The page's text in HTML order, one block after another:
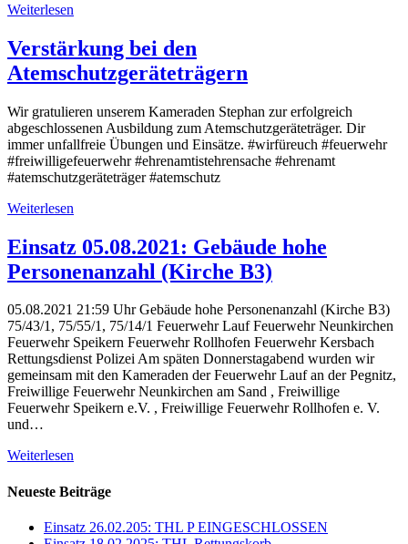
Weiterlesen
Verstärkung bei den
Atemschutzgeräteträgern
Wir gratulieren unserem Kameraden Stephan zur erfolgreich
abgeschlossenen Ausbildung zum Atemschutzgeräteträger. Dir
immer unfallfreie Übungen und Einsätze. #wirfüreuch #feuerwehr
#freiwilligefeuerwehr #ehrenamtistehrensache #ehrenamt
#atemschutzgeräteträger #atemschutz
Weiterlesen
Einsatz 05.08.2021: Gebäude hohe
Personenanzahl (Kirche B3)
05.08.2021 21:59 Uhr Gebäude hohe Personenanzahl (Kirche B3)
75/43/1, 75/55/1, 75/14/1 Feuerwehr Lauf Feuerwehr Neunkirchen
Feuerwehr Speikern Feuerwehr Rollhofen Feuerwehr Kersbach
Rettungsdienst Polizei Am späten Donnerstagabend wurden wir
gemeinsam mit den Kameraden der Feuerwehr Lauf an der Pegnitz,
Freiwillige Feuerwehr Neunkirchen am Sand , Freiwillige
Feuerwehr Speikern e.V. , Freiwillige Feuerwehr Rollhofen e. V.
und…
Weiterlesen
Neueste Beiträge
Einsatz 26.02.205: THL P EINGESCHLOSSEN